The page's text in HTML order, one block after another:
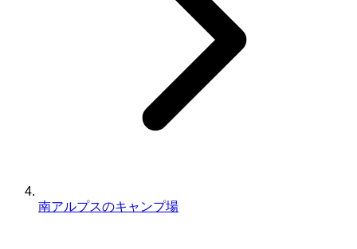
南アルプスのキャンプ場